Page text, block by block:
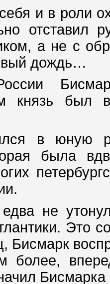
и в роли
отставил
а не с
дождь…
князь
в юную
была
едва не
Это
Бисмарк
более,